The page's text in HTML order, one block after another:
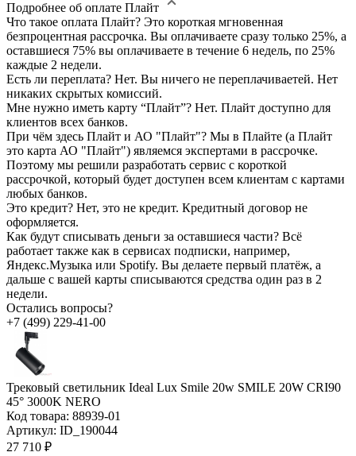
Подробнее об оплате Плайт
Что такое оплата Плайт? Это короткая мгновенная
безпроцентная рассрочка. Вы оплачиваете сразу только 25%, а
оставшиеся 75% вы оплачиваете в течение 6 недель, по 25%
каждые 2 недели.
Есть ли переплата? Нет. Вы ничего не переплачиваетей. Нет
никаких скрытых комиссий.
Мне нужно иметь карту “Плайт”? Нет. Плайт доступно для
клиентов всех банков.
При чём здесь Плайт и АО "Плайт"? Мы в Плайте (а Плайт
это карта АО "Плайт") являемся экспертами в рассрочке.
Поэтому мы решили разработать сервис с короткой
рассрочкой, который будет доступен всем клиентам с картами
любых банков.
Это кредит? Нет, это не кредит. Кредитный договор не
оформляется.
Как будут списывать деньги за оставшиеся части? Всё
работает также как в сервисах подписки, например,
Яндекс.Музыка или Spotify. Вы делаете первый платёж, а
дальше с вашей карты списываются средства один раз в 2
недели.
Остались вопросы?
+7 (499) 229-41-00
Трековый светильник Ideal Lux Smile 20w SMILE 20W CRI90
45° 3000K NERO
Код товара: 88939-01
Артикул: ID_190044
27 710 ₽